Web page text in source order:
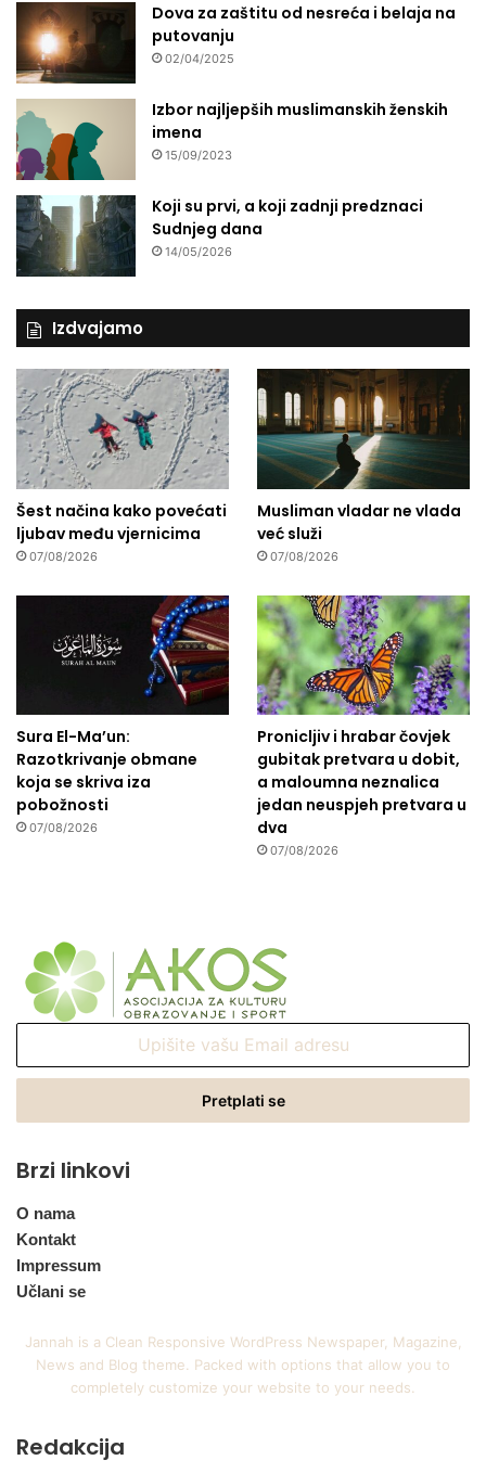
Dova za zaštitu od nesreća i belaja na
putovanju
02/04/2025
Izbor najljepših muslimanskih ženskih
imena
15/09/2023
Koji su prvi, a koji zadnji predznaci
Sudnjeg dana
14/05/2026
Izdvajamo
Šest načina kako povećati
ljubav među vjernicima
07/08/2026
Musliman vladar ne vlada
već služi
07/08/2026
Sura El-Ma’un:
Razotkrivanje obmane
koja se skriva iza
pobožnosti
07/08/2026
Pronicljiv i hrabar čovjek
gubitak pretvara u dobit,
a maloumna neznalica
jedan neuspjeh pretvara u
dva
07/08/2026
Email
Brzi linkovi
O nama
Kontakt
Impressum
Učlani se
Jannah is a Clean Responsive WordPress Newspaper, Magazine,
News and Blog theme. Packed with options that allow you to
completely customize your website to your needs.
Redakcija